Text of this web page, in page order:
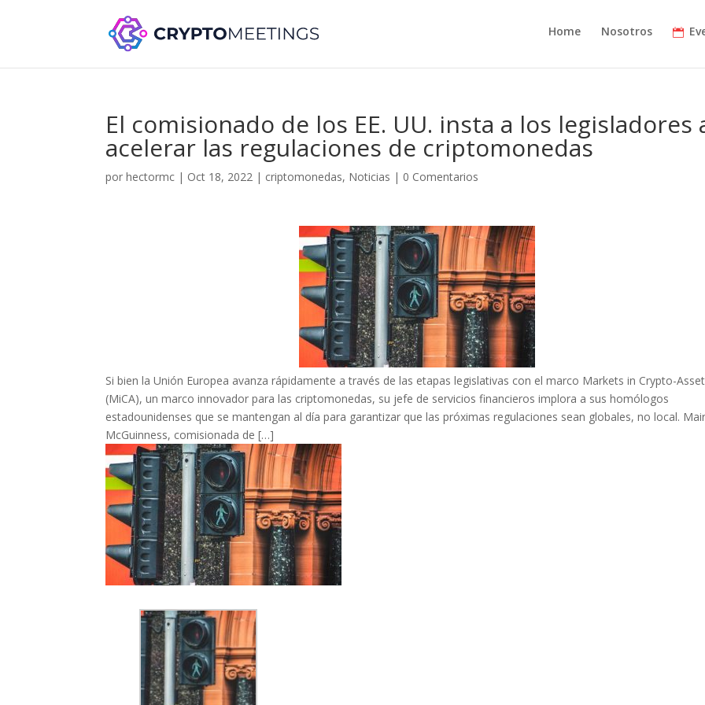
Home Nosotros
El comisionado de los EE. UU. insta a los legisladores
acelerar las regulaciones de criptomonedas
porhectormc | Oct 18, 2022 | criptomonedas, Noticias | 0 Comentarios
Si bien la Unión Europea avanza rápidamente a través de las etapas legislativas con el marco Markets in Crypto-
(MiCA), un marco innovador para las criptomonedas, su jefe de servicios financieros implora a sus homólogos
estadounidenses que se mantengan al día para garantizar que las próximas regulaciones sean globales, no local.
McGuinness, comisionada de […]